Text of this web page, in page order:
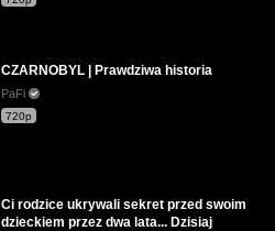
CZARNOBYL | Prawdziwa historia
PaFi
720p
Ci rodzice ukrywali sekret przed swoim
dzieckiem przez dwa lata... Dzisiaj